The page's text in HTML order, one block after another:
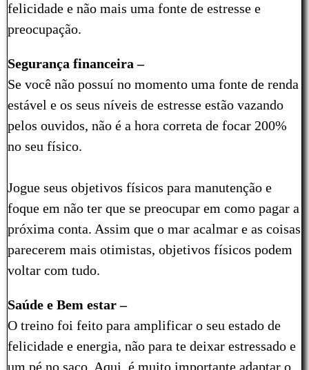
felicidade e não mais uma fonte de estresse e
preocupação.
Segurança financeira –
Se você não possuí no momento uma fonte de renda
estável e os seus níveis de estresse estão vazando
pelos ouvidos, não é a hora correta de focar 200%
no seu físico.
Jogue seus objetivos físicos para manutenção e
foque em não ter que se preocupar em como pagar a
próxima conta. Assim que o mar acalmar e as coisas
parecerem mais otimistas, objetivos físicos podem
voltar com tudo.
Saúde e Bem estar –
O treino foi feito para amplificar o seu estado de
felicidade e energia, não para te deixar estressado e
um pé no saco. Aqui, é muito importante adaptar o